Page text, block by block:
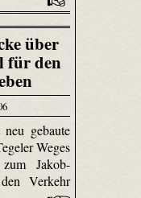
über
für den
gebaute
Weges
Jakob-
Verkehr